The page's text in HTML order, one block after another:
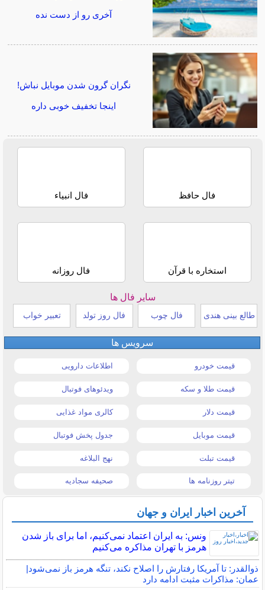
آخری رو از دست نده
نگران گرون شدن موبایل نباش!
اینجا تخفیف خوبی داره
فال حافظ فال انبیاء
استخاره با قرآن فال روزانه
سایر فال ها
طالع بینی هندی فال چوب فال روز تولد تعبیر خواب
سرویس ها
قیمت خودرو اطلاعات دارویی
قیمت طلا و سکه ویدئوهای فوتبال
قیمت دلار کالری مواد غذایی
قیمت موبایل جدول پخش فوتبال
قیمت تبلت نهج البلاغه
تیتر روزنامه ها صحیفه سجادیه
آخرین اخبار ایران و جهان
ونس: به ایران اعتماد نمی‌کنیم، اما برای باز شدن
هرمز با تهران مذاکره می‌کنیم
ذوالقدر: تا آمریکا رفتارش را اصلاح نکند، تنگه هرمز باز نمی‌شود|
عمان: مذاکرات مثبت ادامه دارد